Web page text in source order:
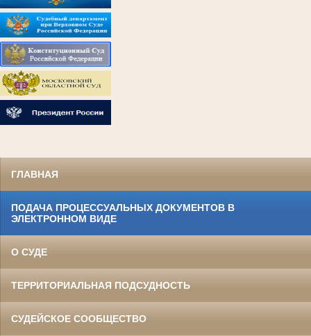
ГЛАВНАЯ
ПОДАЧА ПРОЦЕССУАЛЬНЫХ ДОКУМЕНТОВ В
ЭЛЕКТРОННОМ ВИДЕ
О СУДЕ
ТЕРРИТОРИАЛЬНАЯ ПОДСУДНОСТЬ
СУДЕЙСКОЕ СООБЩЕСТВО